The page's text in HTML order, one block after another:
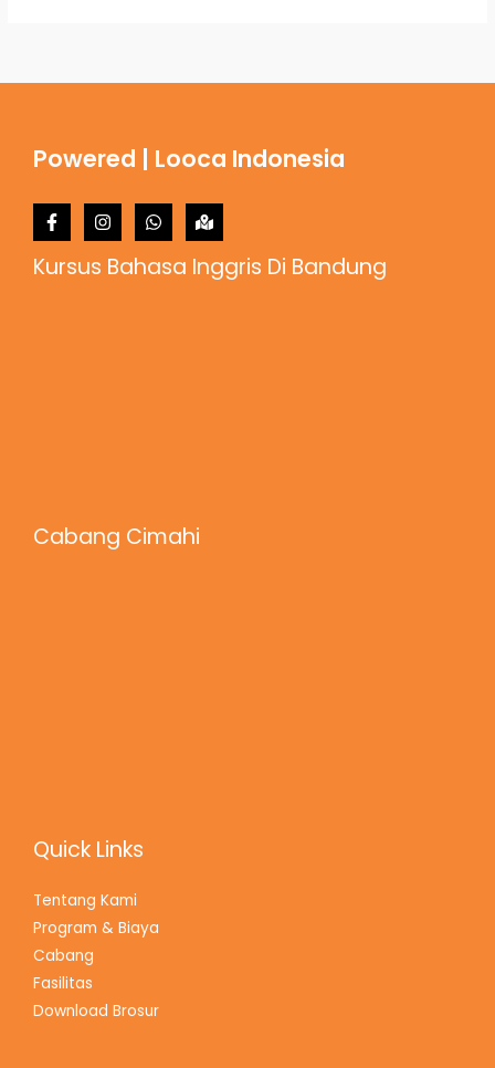
Powered | Looca Indonesia
Kursus Bahasa Inggris Di Bandung
Cabang Cimahi
Quick Links
Tentang Kami
Program & Biaya
Cabang
Fasilitas
Download Brosur